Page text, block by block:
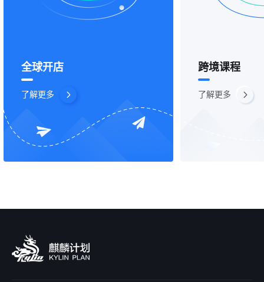
全球开店
了解更多
跨境课程
了解更多